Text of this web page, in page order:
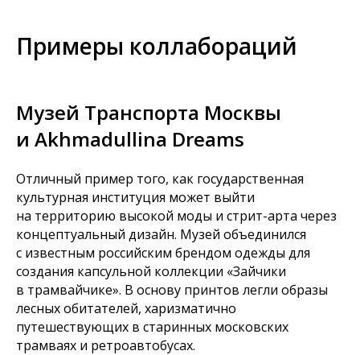
Примеры коллабораций
Музей Транспорта Москвы
и Akhmadullina Dreams
Отличный пример того, как государственная
культурная институция может выйти
на территорию высокой моды и стрит-арта через
концептуальный дизайн. Музей объединился
с известным российским брендом одежды для
создания капсульной коллекции «Зайчики
в трамвайчике». В основу принтов легли образы
лесных обитателей, харизматично
путешествующих в старинных московских
трамваях и ретроавтобусах.